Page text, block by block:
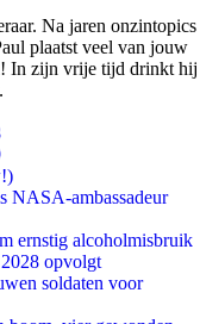
Na jaren onzintopics
plaatst veel van jouw
In zijn vrije tijd drinkt hij
NASA-ambassadeur
ernstig alcoholmisbruik
opvolgt
soldaten voor